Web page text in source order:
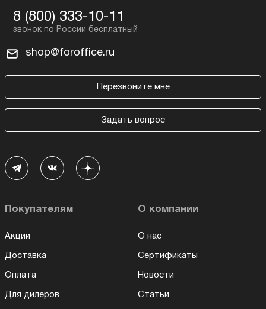
8 (800) 333-10-11
shop@foroffice.ru
Перезвоните мне
Задать вопрос
Покупателям
Акции
Доставка
Оплата
Для дилеров
О компании
О нас
Сертификаты
Новости
Статьи